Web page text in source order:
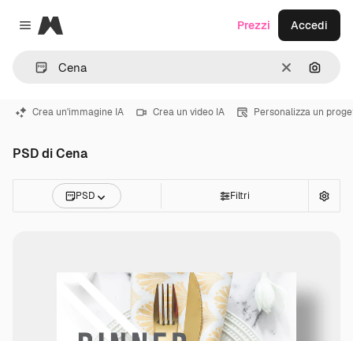
Close menu
Magnific
CancellaCerca
Prezzi Accedi
Crea un'immagine IA Crea un video IA Personalizza un
PSD di Cena
PSD Filtri